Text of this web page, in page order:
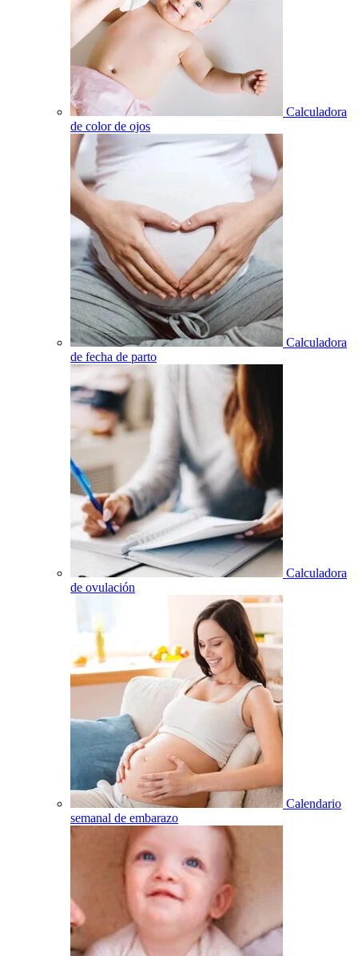
Calculadora
de color de ojos
Calculadora
de fecha de parto
Calculadora
de ovulación
Calendario
semanal de embarazo